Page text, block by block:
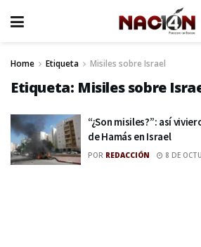
Home Etiqueta Misiles sobre Israel
Etiqueta: Misiles sobre
“¿Son misiles?”: así
de Hamás en Israel
POR REDACCIÓN 8 DE